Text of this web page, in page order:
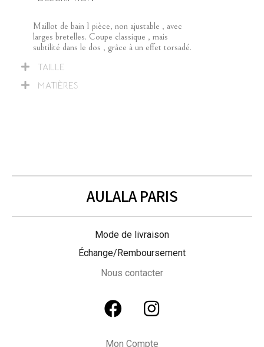
Maillot de bain 1 pièce, non ajustable , avec
larges bretelles. Coupe classique , mais
subtilité dans le dos , grâce à un effet torsadé.
TAILLE
MATIÈRES
AULALA PARIS
Mode de livraison
Échange/Remboursement
Nous contacter
Mon Compte